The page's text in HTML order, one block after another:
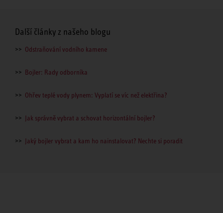
Další články z našeho blogu
>> Odstraňování vodního kamene
>> Bojler: Rady odborníka
>> Ohřev teplé vody plynem: Vyplatí se víc než elektřina?
>> Jak správně vybrat a schovat horizontální bojler?
>> Jaký bojler vybrat a kam ho nainstalovat? Nechte si poradit